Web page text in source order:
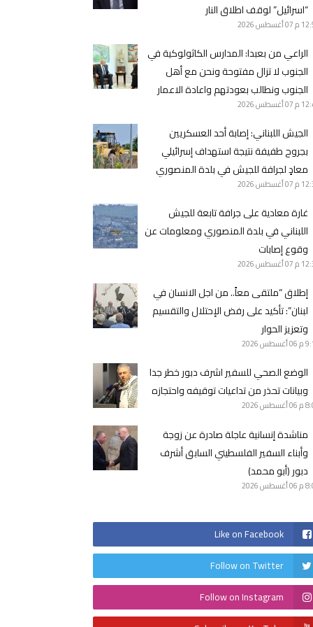
“اسرائيل” لوقف اطلاق النار
م 07 أغسطس 2026
الراعي من بعبدا: المدارس الكاثولوكية في
الجنوب لا تزال مفتوحة ونحن مع أهل
الجنوب ونطالب بعودتهم واعادة الاعمار
م 07 أغسطس 2026
الجيش اللبناني: ‏إصابة أحد العسكريين
بجروح طفيفة نتيجة استهداف إسرائيلي
معادٍ لجرافة للجيش في بلدة المنصوري
م 07 أغسطس 2026
غارة معادية على جرافة تابعة للجيش
اللبناني في بلدة المنصوري ومعلومات عن
وقوع إصابات
م 07 أغسطس 2026
إطلاق “ملتقى معاً.. من اجل الانسان في
لبنان”: تأكيد على رفض الإحتلال والتقسيم
وتعزيز الحوار
م 06 أغسطس 2026
الوضع الصحي للسفير اشرف دبور خطر جدا
وبيانات تحذر من تداعيات توقيفه واحتجازه
م 06 أغسطس 2026
مناشدة إنسانية عاجلة صادرة عن زوجة
وأبناء السفير الفلسطيني السابق أشرف
دبور (أبو محمد)
م 06 أغسطس 2026
Like on Facebook
Follow on Twitter
Follow on Instagram